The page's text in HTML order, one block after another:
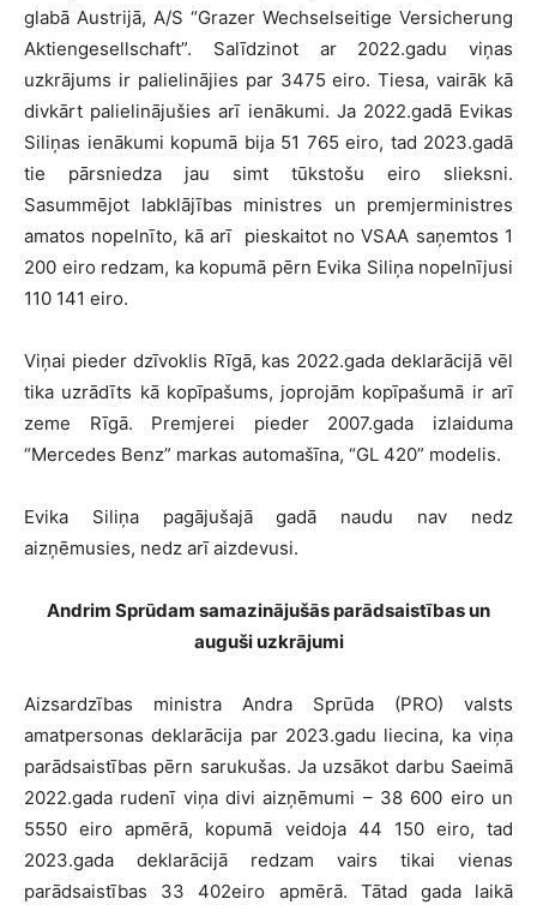
glabā Austrijā, A/S “Grazer Wechselseitige Versicherung
Aktiengesellschaft”. Salīdzinot ar 2022.gadu viņas
uzkrājums ir palielinājies par 3475 eiro. Tiesa, vairāk kā
divkārt palielinājušies arī ienākumi. Ja 2022.gadā Evikas
Siliņas ienākumi kopumā bija 51 765 eiro, tad 2023.gadā
tie pārsniedza jau simt tūkstošu eiro slieksni.
Sasummējot labklājības ministres un premjerministres
amatos nopelnīto, kā arī pieskaitot no VSAA saņemtos 1
200 eiro redzam, ka kopumā pērn Evika Siliņa nopelnījusi
110 141 eiro.
Viņai pieder dzīvoklis Rīgā, kas 2022.gada deklarācijā vēl
tika uzrādīts kā kopīpašums, joprojām kopīpašumā ir arī
zeme Rīgā. Premjerei pieder 2007.gada izlaiduma
“Mercedes Benz” markas automašīna, “GL 420” modelis.
Evika Siliņa pagājušajā gadā naudu nav nedz
aizņēmusies, nedz arī aizdevusi.
Andrim Sprūdam samazinājušās parādsaistības un
auguši uzkrājumi
Aizsardzības ministra Andra Sprūda (PRO) valsts
amatpersonas deklarācija par 2023.gadu liecina, ka viņa
parādsaistības pērn sarukušas. Ja uzsākot darbu Saeimā
2022.gada rudenī viņa divi aizņēmumi – 38 600 eiro un
5550 eiro apmērā, kopumā veidoja 44 150 eiro, tad
2023.gada deklarācijā redzam vairs tikai vienas
parādsaistības 33 402eiro apmērā. Tātad gada laikā